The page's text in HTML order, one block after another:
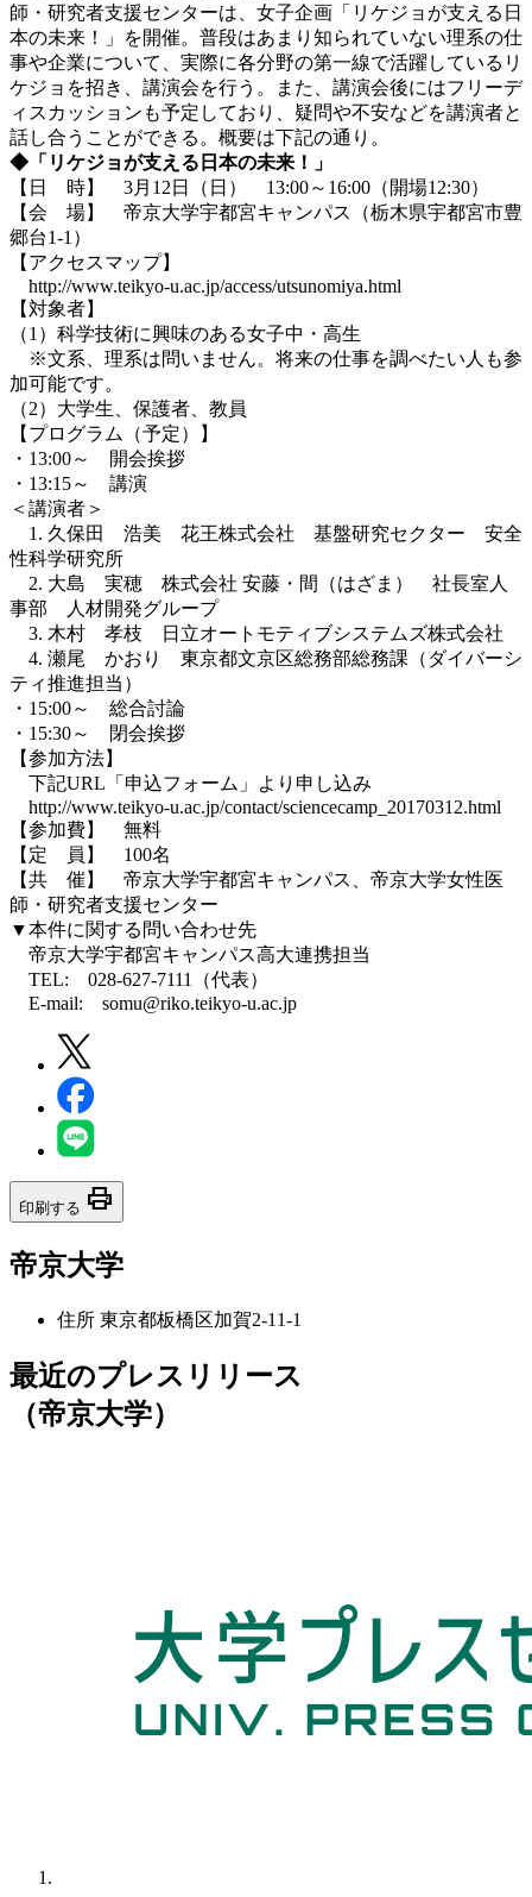
師・研究者支援センターは、女子企画「リケジョが支える日
本の未来！」を開催。普段はあまり知られていない理系の仕
事や企業について、実際に各分野の第一線で活躍しているリ
ケジョを招き、講演会を行う。また、講演会後にはフリーデ
ィスカッションも予定しており、疑問や不安などを講演者と
話し合うことができる。概要は下記の通り。
◆「リケジョが支える日本の未来！」
【日 時】 3月12日（日） 13:00～16:00（開場12:30）
【会 場】 帝京大学宇都宮キャンパス（栃木県宇都宮市豊
郷台1-1）
【アクセスマップ】
http://www.teikyo-u.ac.jp/access/utsunomiya.html
【対象者】
（1）科学技術に興味のある女子中・高生
※文系、理系は問いません。将来の仕事を調べたい人も参
加可能です。
（2）大学生、保護者、教員
【プログラム（予定）】
・13:00～ 開会挨拶
・13:15～ 講演
＜講演者＞
1. 久保田 浩美 花王株式会社 基盤研究セクター 安全
性科学研究所
2. 大島 実穂 株式会社 安藤・間（はざま） 社長室人
事部 人材開発グループ
3. 木村 孝枝 日立オートモティブシステムズ株式会社
4. 瀬尾 かおり 東京都文京区総務部総務課（ダイバーシ
ティ推進担当）
・15:00～ 総合討論
・15:30～ 閉会挨拶
【参加方法】
下記URL「申込フォーム」より申し込み
http://www.teikyo-u.ac.jp/contact/sciencecamp_20170312.html
【参加費】 無料
【定 員】 100名
【共 催】 帝京大学宇都宮キャンパス、帝京大学女性医
師・研究者支援センター
▼本件に関する問い合わせ先
帝京大学宇都宮キャンパス高大連携担当
TEL: 028-627-7111（代表）
E-mail: somu@riko.teikyo-u.ac.jp
印刷する print
帝京大学
住所 東京都板橋区加賀2-11-1
最近のプレスリリース
（帝京大学）